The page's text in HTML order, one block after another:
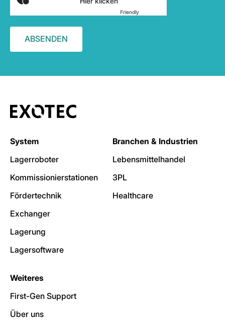
FriendlyCaptcha ⇗
System
Lagerroboter
Kommissionierstationen
Fördertechnik
Exchanger
Lagerung
Lagersoftware
Branchen & Industrien
Lebensmittelhandel
3PL
Healthcare
Weiteres
First-Gen Support
Über uns